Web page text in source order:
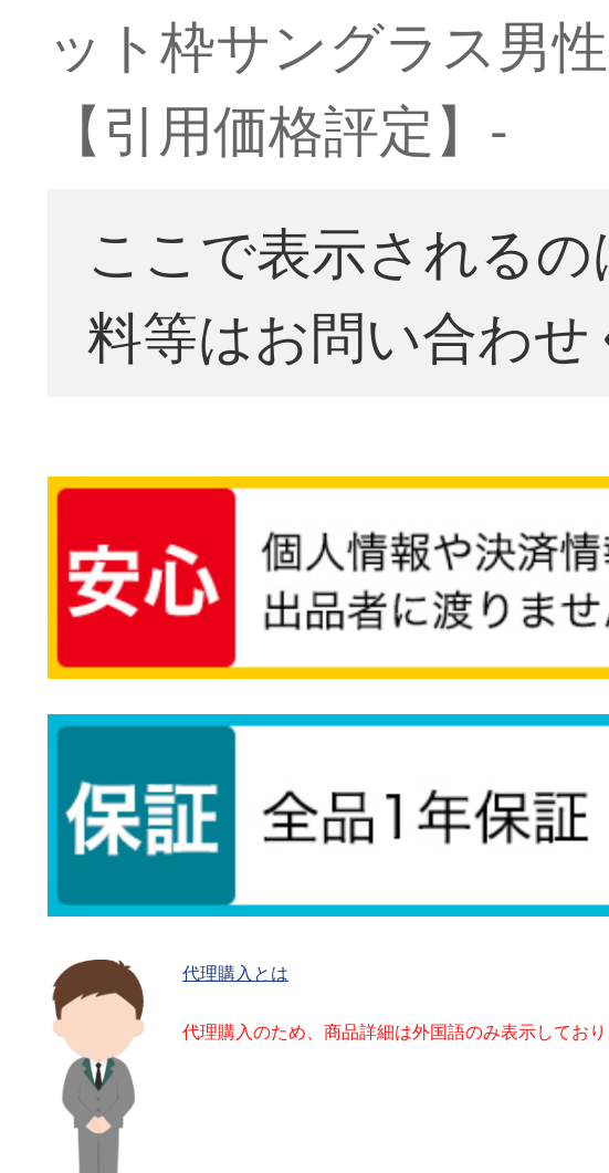
ット枠サングラス男
【引用価格評定】-
ここで表示される
料等はお問い合わ
代理購入とは
代理購入のため、商品詳細は外国語のみ表示しており